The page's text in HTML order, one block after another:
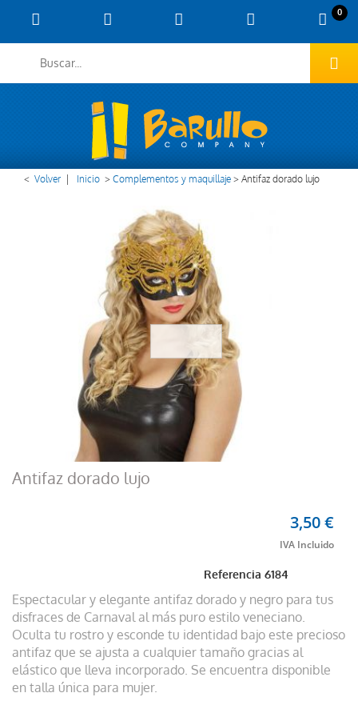
0
< Volver Inicio >Complementos y maquillaje>Antifaz dorado lujo
Antifaz dorado lujo
Referencia6184
3,50 €
Espectacular y elegante antifaz dorado y negro para tus
disfraces de Carnaval al más puro estilo veneciano.
Oculta tu rostro y esconde tu identidad bajo este precioso
antifaz que se ajusta a cualquier tamaño gracias al
elástico que lleva incorporado. Se encuentra disponible
en talla única para mujer.